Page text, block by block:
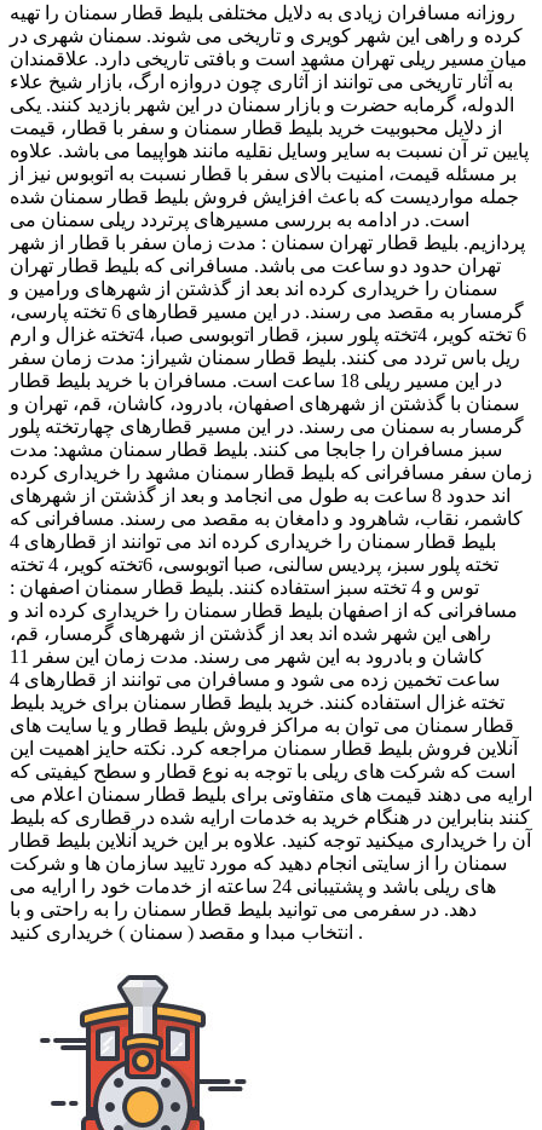
روزانه مسافران زیادی به دلایل مختلفی بلیط قطار سمنان را تهیه
کرده و راهی این شهر کویری و تاریخی می شوند. سمنان شهری در
میان مسیر ریلی تهران مشهد است و بافتی تاریخی دارد. علاقمندان
به آثار تاریخی می توانند از آثاری چون دروازه ارگ، بازار شیخ علاء
الدوله، گرمابه حضرت و بازار سمنان در این شهر بازدید کنند. یکی
از دلایل محبوبیت خرید بلیط قطار سمنان و سفر با قطار، قیمت
پایین تر آن نسبت به سایر وسایل نقلیه مانند هواپیما می باشد. علاوه
بر مسئله قیمت، امنیت بالای سفر با قطار نسبت به اتوبوس نیز از
جمله مواردیست که باعث افزایش فروش بلیط قطار سمنان شده
است. در ادامه به بررسی مسیرهای پرتردد ریلی سمنان می
پردازیم. بلیط قطار تهران سمنان : مدت زمان سفر با قطار از شهر
تهران حدود دو ساعت می باشد. مسافرانی که بلیط قطار تهران
سمنان را خریداری کرده اند بعد از گذشتن از شهرهای ورامین و
گرمسار به مقصد می رسند. در این مسیر قطارهای 6 تخته پارسی،
6 تخته کویر، 4تخته پلور سبز، قطار اتوبوسی صبا، 4تخته غزال و ارم
ریل باس تردد می کنند. بلیط قطار سمنان شیراز: مدت زمان سفر
در این مسیر ریلی 18 ساعت است. مسافران با خرید بلیط قطار
سمنان با گذشتن از شهرهای اصفهان، بادرود، کاشان، قم، تهران و
گرمسار به سمنان می رسند. در این مسیر قطارهای چهارتخته پلور
سبز مسافران را جابجا می کنند. بلیط قطار سمنان مشهد: مدت
زمان سفر مسافرانی که بلیط قطار سمنان مشهد را خریداری کرده
اند حدود 8 ساعت به طول می انجامد و بعد از گذشتن از شهرهای
کاشمر، نقاب، شاهرود و دامغان به مقصد می رسند. مسافرانی که
بلیط قطار سمنان را خریداری کرده اند می توانند از قطارهای 4
تخته پلور سبز، پردیس سالنی، صبا اتوبوسی، 6تخته کویر، 4 تخته
توس و 4 تخته سبز استفاده کنند. بلیط قطار سمنان اصفهان :
مسافرانی که از اصفهان بلیط قطار سمنان را خریداری کرده اند و
راهی این شهر شده اند بعد از گذشتن از شهرهای گرمسار، قم،
کاشان و بادرود به این شهر می رسند. مدت زمان این سفر 11
ساعت تخمین زده می شود و مسافران می توانند از قطارهای 4
تخته غزال استفاده کنند. خرید بلیط قطار سمنان برای خرید بلیط
قطار سمنان می توان به مراکز فروش بلیط قطار و یا سایت های
آنلاین فروش بلیط قطار سمنان مراجعه کرد. نکته حایز اهمیت این
است که شرکت های ریلی با توجه به نوع قطار و سطح کیفیتی که
ارایه می دهند قیمت های متفاوتی برای بلیط قطار سمنان اعلام می
کنند بنابراین در هنگام خرید به خدمات ارایه شده در قطاری که بلیط
آن را خریداری میکنید توجه کنید. علاوه بر این خرید آنلاین بلیط قطار
سمنان را از سایتی انجام دهید که مورد تایید سازمان ها و شرکت
های ریلی باشد و پشتیبانی 24 ساعته از خدمات خود را ارایه می
دهد. در سفرمی می توانید بلیط قطار سمنان را به راحتی و با
انتخاب مبدا و مقصد ( سمنان ) خریداری کنید .